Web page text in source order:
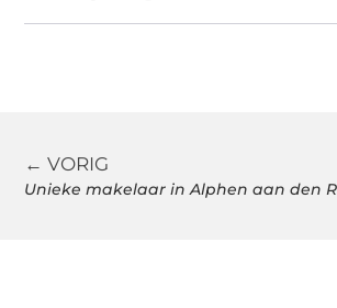
← VORIG
Unieke makelaar in Alphen aan den